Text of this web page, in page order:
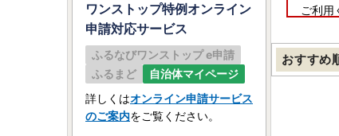
ご利用
お問
熊本
おすすめ
ワンストップ特例オンライン
申請対応サービス
ふるなびワンストップ e申請
ふるまど
自治体マイページ
詳しくはオンライン申請サービス
のご案内をご覧ください。